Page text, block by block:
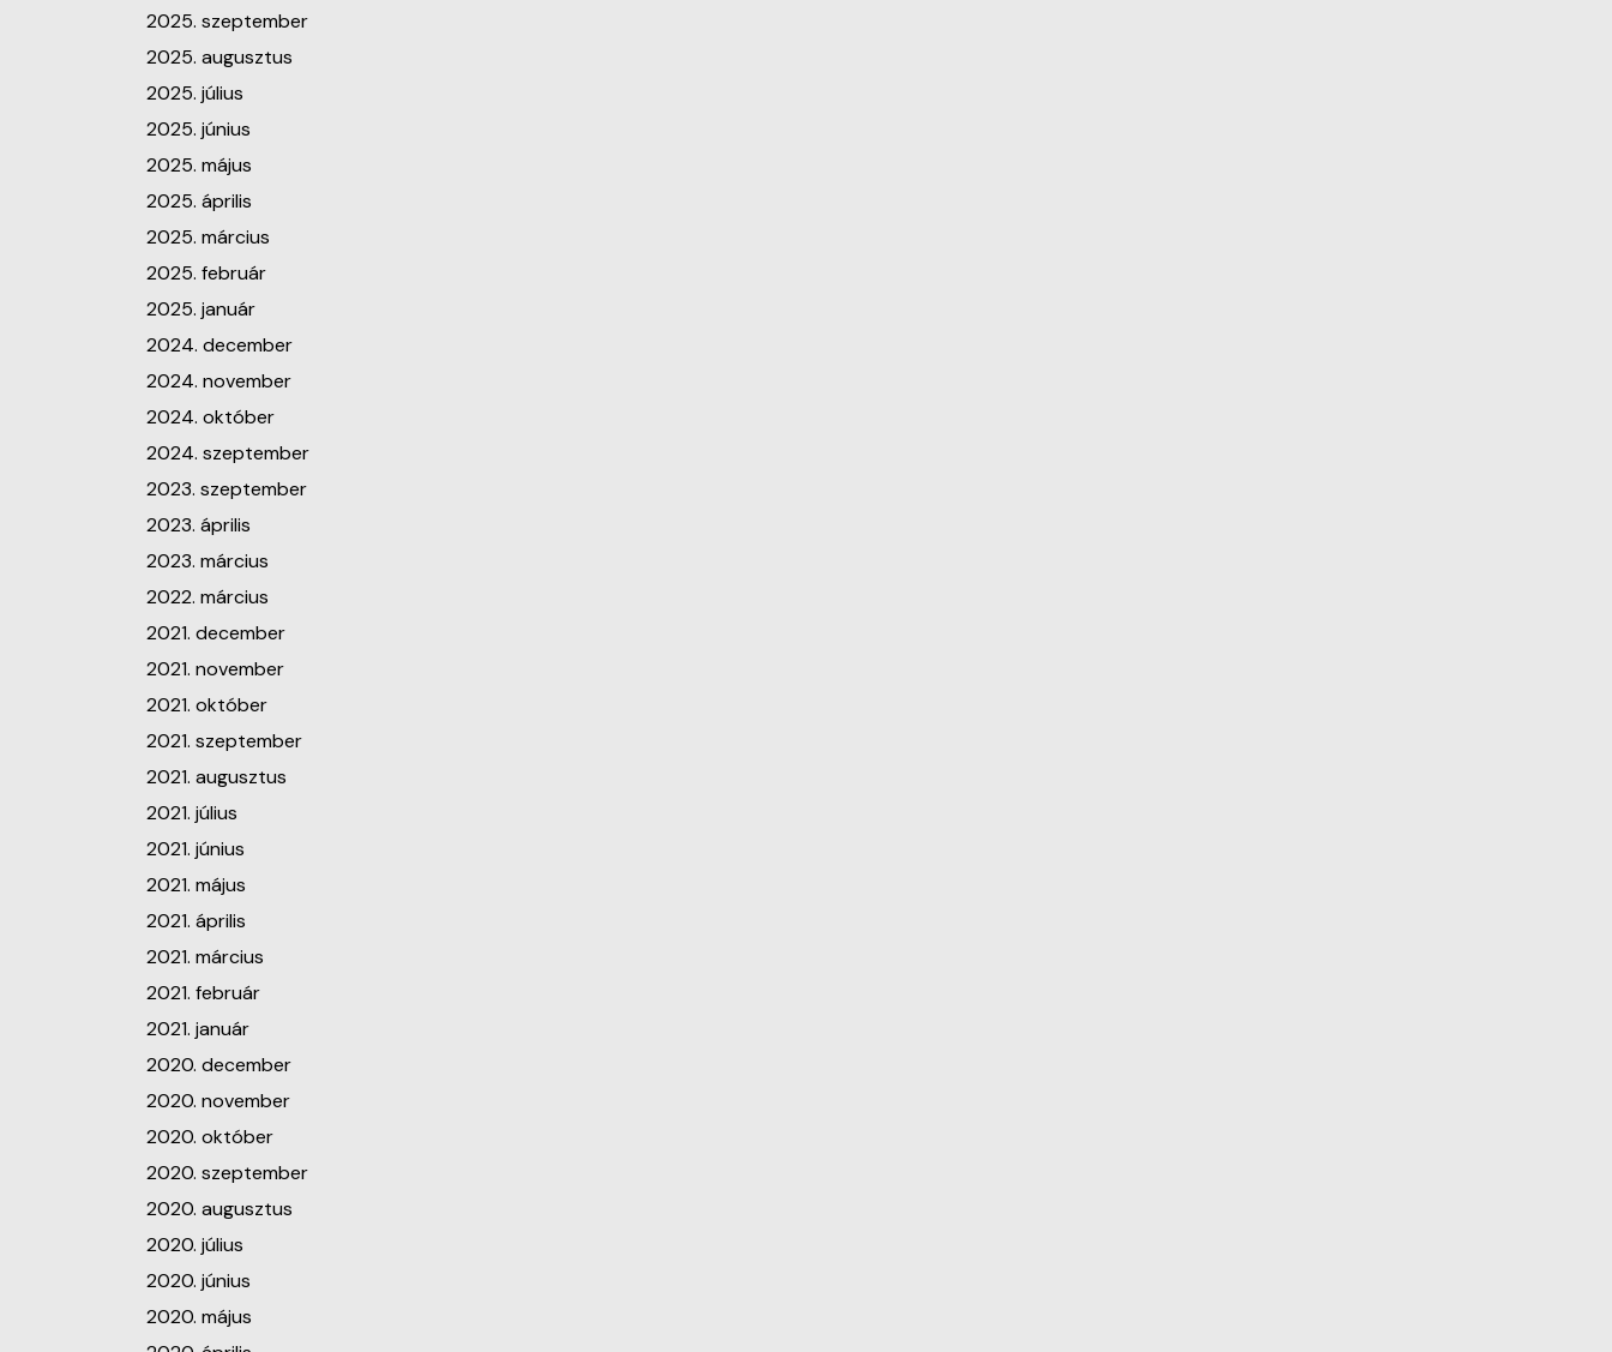
2025. szeptember
2025. augusztus
2025. július
2025. június
2025. május
2025. április
2025. március
2025. február
2025. január
2024. december
2024. november
2024. október
2024. szeptember
2023. szeptember
2023. április
2023. március
2022. március
2021. december
2021. november
2021. október
2021. szeptember
2021. augusztus
2021. július
2021. június
2021. május
2021. április
2021. március
2021. február
2021. január
2020. december
2020. november
2020. október
2020. szeptember
2020. augusztus
2020. július
2020. június
2020. május